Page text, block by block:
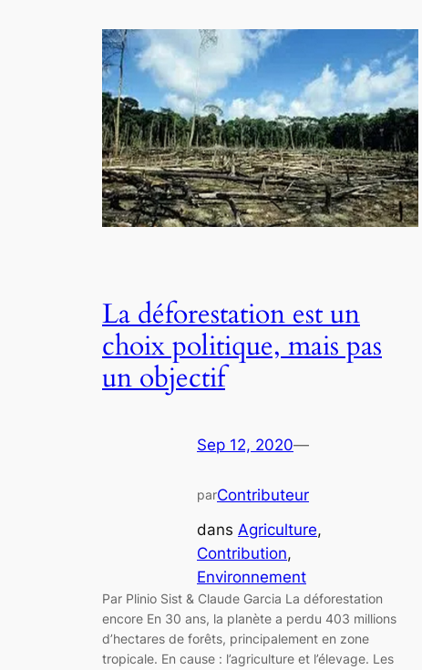
La déforestation est un
choix politique, mais pas
un objectif
Sep 12, 2020—
parContributeur
dans Agriculture
Contribution
Environnement
Par Plinio Sist & Claude Garcia La déforestation
encore En 30 ans, la planète a perdu 403 millions
d’hectares de forêts, principalement en zone
tropicale. En cause : l’agriculture et l’élevage. Les